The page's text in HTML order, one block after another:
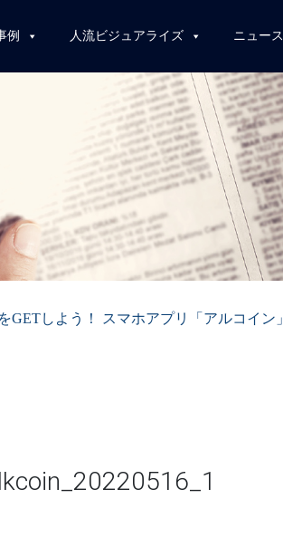
例 人流ビジュアライズ ニュース
GETしよう！ スマホアプリ「アルコイン